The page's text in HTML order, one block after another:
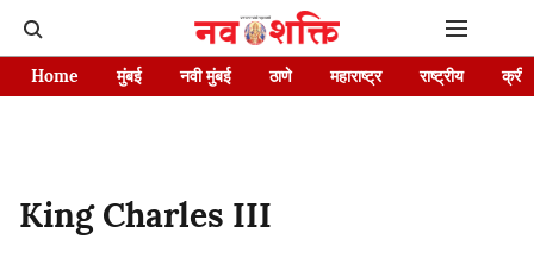
Home मुंबई नवी मुंबई ठाणे महाराष्ट्र राष्ट्रीय
King Charles III